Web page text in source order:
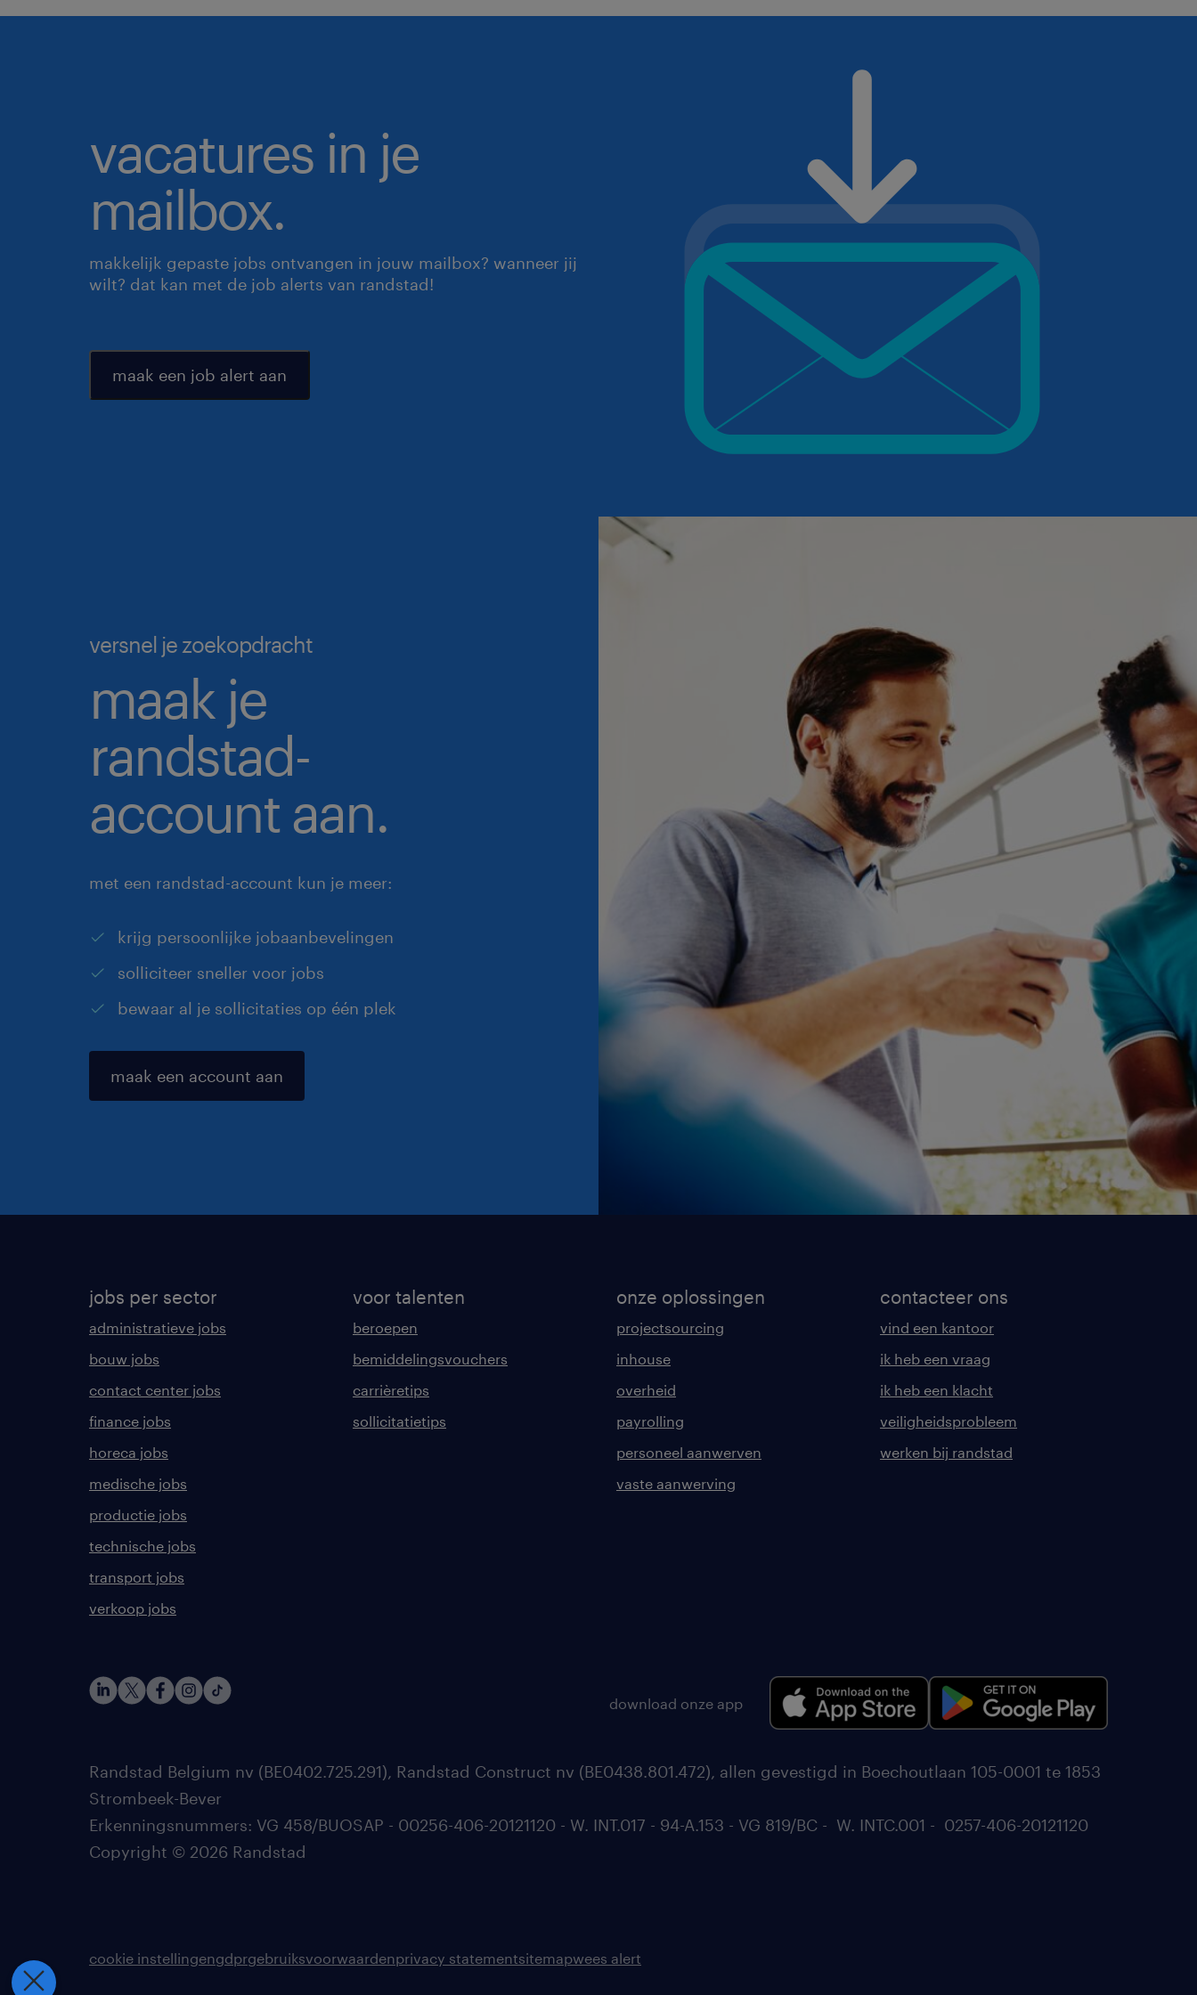
vacatures in je
mailbox.
makkelijk gepaste jobs ontvangen in jouw mailbox? wanneer jij
wilt? dat kan met de job alerts van randstad!
maak een job alert aan
versnel je zoekopdracht
maak je
randstad-
account aan.
met een randstad-account kun je meer:
krijg persoonlijke jobaanbevelingen
solliciteer sneller voor jobs
bewaar al je sollicitaties op één plek
maak een account aan
jobs per sector
administratieve jobs
bouw jobs
contact center jobs
finance jobs
horeca jobs
medische jobs
productie jobs
technische jobs
transport jobs
verkoop jobs
voor talenten
beroepen
bemiddelingsvouchers
carrièretips
sollicitatietips
onze oplossingen
projectsourcing
inhouse
overheid
payrolling
personeel aanwerven
vaste aanwerving
contacteer ons
vind een kantoor
ik heb een vraag
ik heb een klacht
veiligheidsprobleem
werken bij randstad
download onze app
Randstad Belgium nv (BE0402.725.291), Randstad Construct nv (BE0438.801.472), allen gevestigd in Boechoutlaan 105-0001 te 1853
Strombeek-Bever
Erkenningsnummers: VG 458/BUOSAP - 00256-406-20121120 - W. INT.017 - 94-A.153 - VG 819/BC - W. INTC.001 - 0257-406-20121120
Copyright © 2026 Randstad
cookie instellingengdprgebruiksvoorwaardenprivacy statementsitemapwees alert